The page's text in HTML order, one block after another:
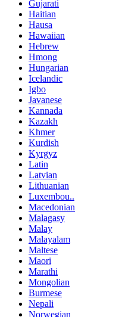
Gujarati
Haitian
Hausa
Hawaiian
Hebrew
Hmong
Hungarian
Icelandic
Igbo
Javanese
Kannada
Kazakh
Khmer
Kurdish
Kyrgyz
Latin
Latvian
Lithuanian
Luxembou..
Macedonian
Malagasy
Malay
Malayalam
Maltese
Maori
Marathi
Mongolian
Burmese
Nepali
Norwegian